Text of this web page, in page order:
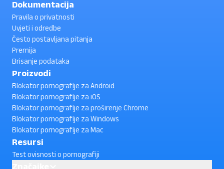
Dokumentacija
Pravila o privatnosti
Uvjeti i odredbe
Često postavljana pitanja
Premija
Brisanje podataka
Proizvodi
Blokator pornografije za Android
Blokator pornografije za iOS
Blokator pornografije za proširenje Chrome
Blokator pornografije za Windows
Blokator pornografije za Mac
Resursi
Test ovisnosti o pornografiji